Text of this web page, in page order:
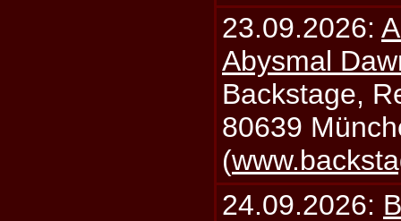
23.09.2026:
Abysmal
Backstage,
80639
(
24.09.2026: